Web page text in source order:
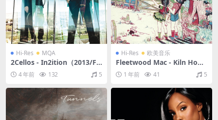
Hi-Res MQA
2Cellos - In2ition（2013/FL
AC/分轨/538M）(MQA/24bi
t/48kHz)
4 年前 132 5
Hi-Res 欧美音乐
Fleetwood Mac - Kiln Hous
e（1970/FLAC/分轨/1.4G）
(24bit/192kHz)
1 年前 41 5